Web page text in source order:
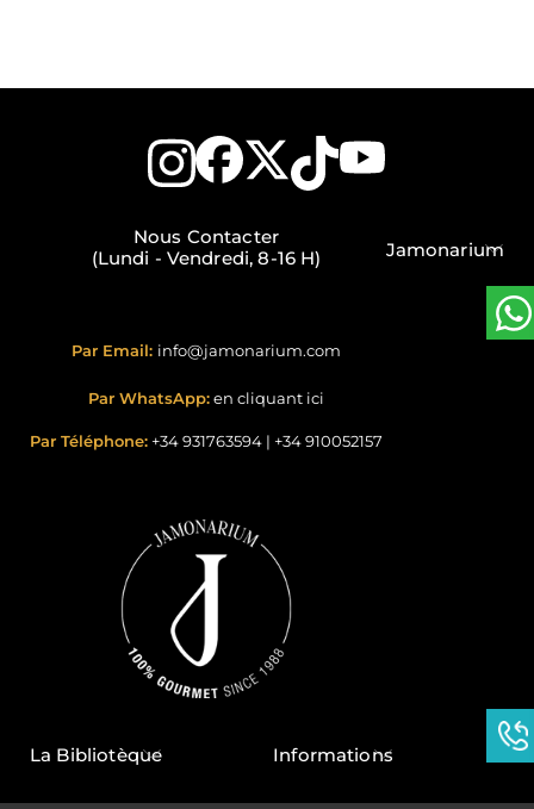
Nous Contacter
(Lundi - Vendredi, 8-16 H)
Par Email: info@jamonarium.com
Par WhatsApp:en cliquant ici
Par Téléphone: +34 931763594 | +34 910052157
Jamonarium
La Bibliotèque Informations